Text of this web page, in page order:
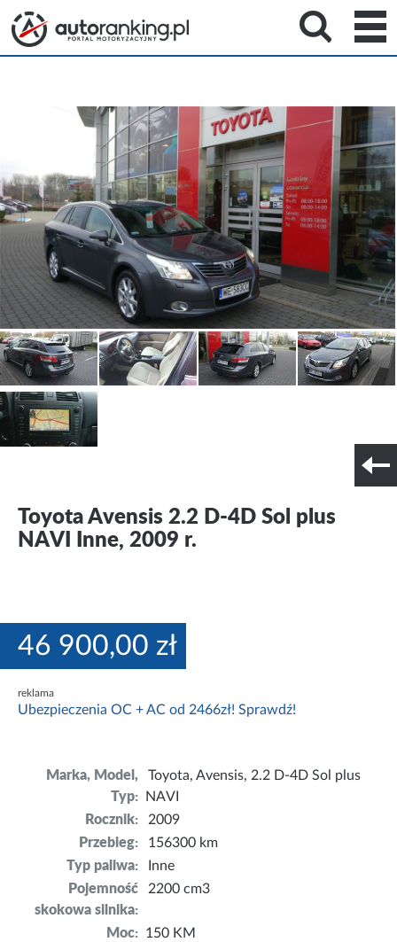
Toyota Avensis 2.2 D-4D Sol plus
NAVI Inne, 2009 r.
46 900,00 zł
reklama
Ubezpieczenia OC + AC od 2466zł! Sprawdź!
Marka, Model,
Typ:
Toyota, Avensis, 2.2 D-4D Sol plus
NAVI
Rocznik:
2009
Przebieg:
156300 km
Typ paliwa:
Inne
Pojemność
skokowa silnika:
2200 cm3
Moc: 150 KM